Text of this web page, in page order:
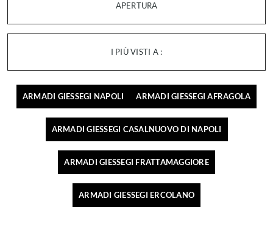
APERTURA
I PIÙ VISTI A :
ARMADI GIESSEGI NAPOLI ARMADI GIESSEGI AFRAGOLA
ARMADI GIESSEGI CASALNUOVO DI NAPOLI
ARMADI GIESSEGI FRATTAMAGGIORE
ARMADI GIESSEGI ERCOLANO